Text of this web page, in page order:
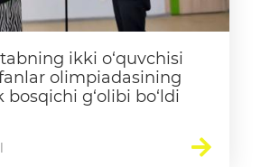
ikki o‘quvchisi
fanlar olimpiadasining
bosqichi g‘olibi bo‘ldi